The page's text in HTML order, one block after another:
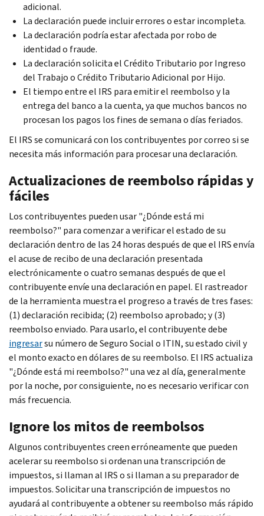
adicional.
La declaración puede incluir errores o estar incompleta.
La declaración podría estar afectada por robo de
identidad o fraude.
La declaración solicita el Crédito Tributario por Ingreso
del Trabajo o Crédito Tributario Adicional por Hijo.
El tiempo entre el IRS para emitir el reembolso y la
entrega del banco a la cuenta, ya que muchos bancos no
procesan los pagos los fines de semana o días feriados.
El IRS se comunicará con los contribuyentes por correo si se
necesita más información para procesar una declaración.
Actualizaciones de reembolso rápidas y
fáciles
Los contribuyentes pueden usar "¿Dónde está mi
reembolso?" para comenzar a verificar el estado de su
declaración dentro de las 24 horas después de que el IRS envía
el acuse de recibo de una declaración presentada
electrónicamente o cuatro semanas después de que el
contribuyente envíe una declaración en papel. El rastreador
de la herramienta muestra el progreso a través de tres fases:
(1) declaración recibida; (2) reembolso aprobado; y (3)
reembolso enviado. Para usarlo, el contribuyente debe
ingresarsu número de Seguro Social o ITIN, su estado civil y
el monto exacto en dólares de su reembolso. El IRS actualiza
"¿Dónde está mi reembolso?" una vez al día, generalmente
por la noche, por consiguiente, no es necesario verificar con
más frecuencia.
Ignore los mitos de reembolsos
Algunos contribuyentes creen erróneamente que pueden
acelerar su reembolso si ordenan una transcripción de
impuestos, si llaman al IRS o si llaman a su preparador de
impuestos. Solicitar una transcripción de impuestos no
ayudará al contribuyente a obtener su reembolso más rápido